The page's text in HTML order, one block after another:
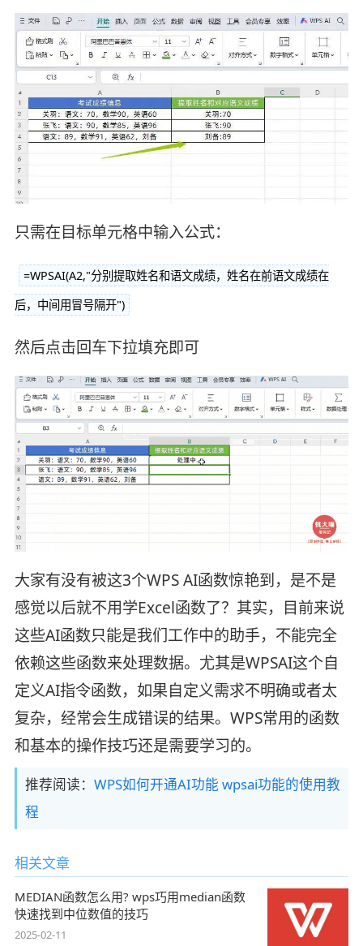
只需在目标单元格中输入公式：
=WPSAI(A2,"分别提取姓名和语文成绩，姓名在前语文成绩在
后，中间用冒号隔开")
然后点击回车下拉填充即可
大家有没有被这3个WPS AI函数惊艳到，是不是
感觉以后就不用学Excel函数了？其实，目前来说
这些AI函数只能是我们工作中的助手，不能完全
依赖这些函数来处理数据。尤其是WPSAI这个自
定义AI指令函数，如果自定义需求不明确或者太
复杂，经常会生成错误的结果。WPS常用的函数
和基本的操作技巧还是需要学习的。
推荐阅读： WPS如何开通AI功能 wpsai功能的使用教
程
相关文章
MEDIAN函数怎么用? wps巧用median函数
快速找到中位数值的技巧
2025-02-11